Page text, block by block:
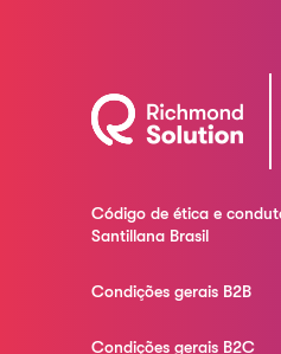
Código de ética e
Santillana Brasil
Condições gerais B2B
Condições gerais B2C